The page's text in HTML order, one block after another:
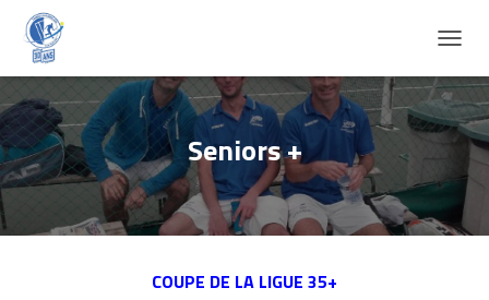
É
P
L
R
A
N
Seniors +
COUPE DE LA LIGUE 35+